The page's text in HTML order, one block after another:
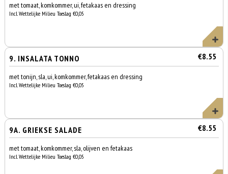
met tomaat, komkommer, ui, fetakaas en dressing
Incl. Wettelijke Milieu Toeslag €0,05
9. INSALATA TONNO €8.55
met tonijn, sla, ui, komkommer, fetakaas en dressing
Incl. Wettelijke Milieu Toeslag €0,05
9A. GRIEKSE SALADE €8.55
met tomaat, komkommer, sla, olijven en fetakaas
Incl. Wettelijke Milieu Toeslag €0,05